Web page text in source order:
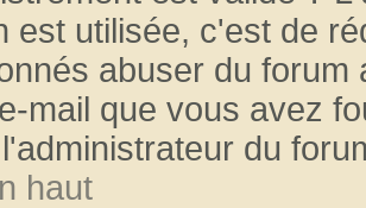
est utilisée, c'est de
abuser du
mail que vous avez
du
haut